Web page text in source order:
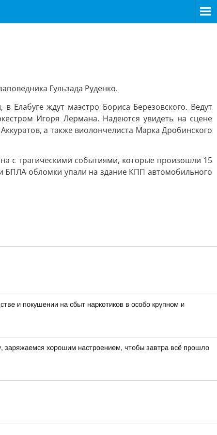
Гульзада Руденко.
ждут маэстро Бориса Березовского. Ведут
Игоря Лермана. Надеются увидеть на сцене
а также виолончелиста Марка Дробинского
с трагическими событиями, которые произошли 15
БПЛА обломки упали на здание КПП автомобильного
и покушении на сбыт наркотиков в особо крупном и
заряжаемся хорошим настроением, чтобы завтра всё прошло